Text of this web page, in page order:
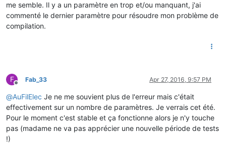
me semble. Il y a un paramètre en trop et/ou manquant, j'ai
commenté le dernier paramètre pour résoudre mon problème de
compilation.
F
Offline
Fab_33 Apr 27, 2016, 9:57 PM
@AuFilElec Je ne me souvient plus de l'erreur mais c'était
effectivement sur un nombre de paramètres. Je verrais cet été.
Pour le moment c'est stable et ça fonctionne alors je n'y touche
pas (madame ne va pas apprécier une nouvelle période de tests
!)